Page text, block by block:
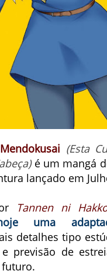
(Esta
é um mangá
lançado em
Tannen ni
uma
detalhes tipo
previsão de